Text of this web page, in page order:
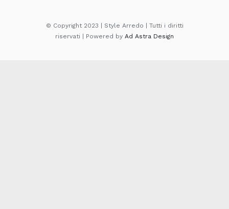
© Copyright 2023 | Style Arredo | Tutti i diritti
riservati | Powered by Ad Astra Design